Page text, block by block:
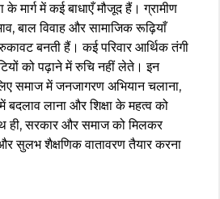
के मार्ग में कई बाधाएँ मौजूद हैं। ग्रामीण
बाल विवाह और सामाजिक रूढ़ियाँ
बनती हैं। कई परिवार आर्थिक तंगी
को पढ़ाने में रुचि नहीं लेते। इन
समाज में जनजागरण अभियान चलाना,
बदलाव लाना और शिक्षा के महत्व को
सरकार और समाज को मिलकर
सुलभ शैक्षणिक वातावरण तैयार करना